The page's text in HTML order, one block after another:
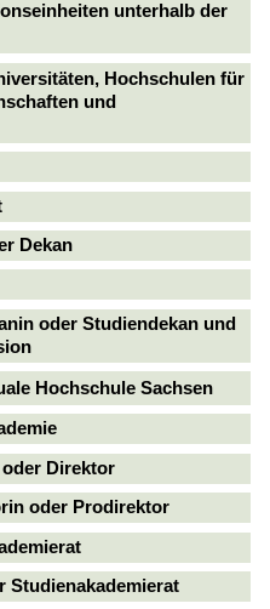
unterhalb der
Hochschulen für
und
Dekan
oder Studiendekan und
Hochschule Sachsen
Direktor
oder Prodirektor
Studienakademierat